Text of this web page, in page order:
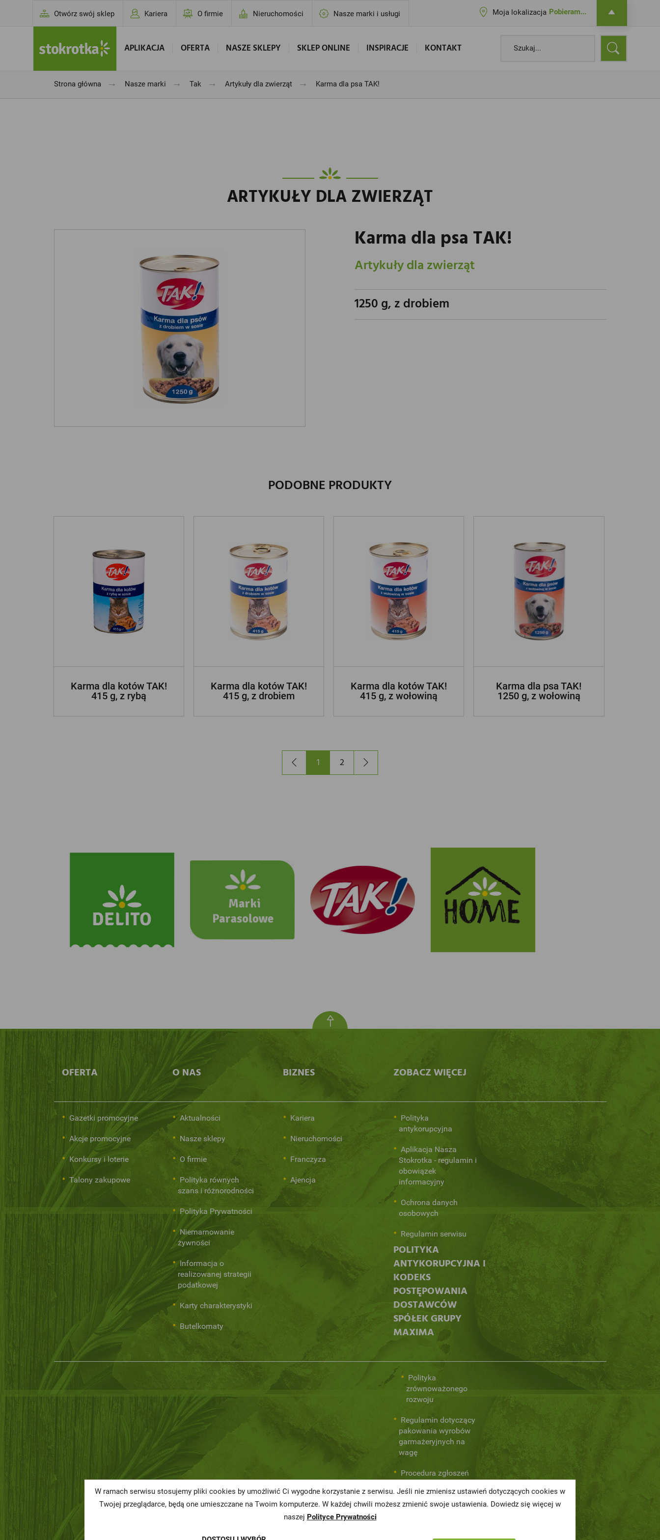
Otwórz swój sklep Kariera O firmie Nieruchomości Nasze marki i usługi Moja lokalizacja Pobieram...
APLIKACJA OFERTA NASZE SKLEPY SKLEP ONLINE INSPIRACJE KONTAKT
Strona główna → Nasze marki → Tak → Artykuły dla zwierząt → Karma dla psa TAK!
ARTYKUŁY DLA ZWIERZĄT
Karma dla psa TAK!
Artykuły dla zwierząt
1250 g, z drobiem
PODOBNE PRODUKTY
Karma dla kotów TAK!
415 g, z rybą
Karma dla kotów TAK!
415 g, z drobiem
Karma dla kotów TAK!
415 g, z wołowiną
Karma dla psa TAK!
1250 g, z wołowiną
OFERTA
Gazetki promocyjne
Akcje promocyjne
Konkursy i loterie
Talony zakupowe
O NAS
Aktualności
Nasze sklepy
O firmie
Polityka równych
szans i różnorodności
Polityka Prywatności
Niemarnowanie
żywności
Informacja o
realizowanej strategii
podatkowej
Karty charakterystyki
Butelkomaty
BIZNES
Kariera
Nieruchomości
Franczyza
Ajencja
ZOBACZ WIĘCEJ
Polityka
antykorupcyjna
Aplikacja Nasza
Stokrotka - regulamin i
obowiązek
informacyjny
Ochrona danych
osobowych
Regulamin serwisu
POLITYKA
ANTYKORUPCYJNA I
KODEKS
POSTĘPOWANIA
DOSTAWCÓW
SPÓŁEK GRUPY
MAXIMA
Polityka
zrównoważonego
rozwoju
Regulamin dotyczący
pakowania wyrobów
garmażeryjnych na
wagę
Procedura zgłoszeń
prawa
W ramach serwisu stosujemy pliki cookies by umożliwić Ci wygodne korzystanie z serwisu. Jeśli nie zmienisz ustawień dotyczących cookies w
Twojej przeglądarce, będą one umieszczane na Twoim komputerze. W każdej chwili możesz zmienić swoje ustawienia. Dowiedz się więcej w
naszej Polityce Prywatności